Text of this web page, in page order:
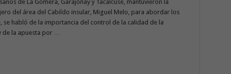
de La Gomera, Garajonay y Tacalcuse, mantuvieron la
del área del Cabildo insular, Miguel Melo, para abordar los
habló de la importancia del control de la calidad de la
de la apuesta por …